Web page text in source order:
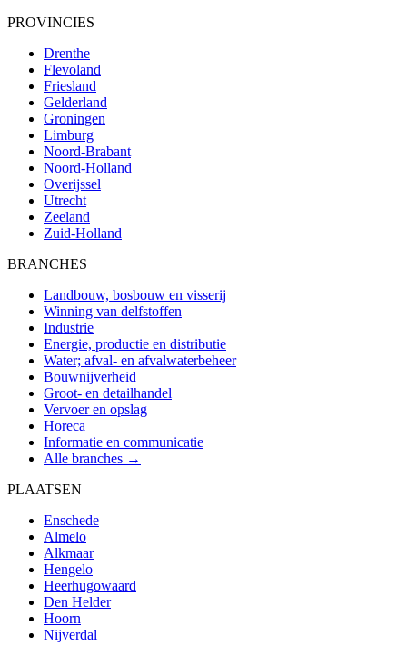
PROVINCIES
Drenthe
Flevoland
Friesland
Gelderland
Groningen
Limburg
Noord-Brabant
Noord-Holland
Overijssel
Utrecht
Zeeland
Zuid-Holland
BRANCHES
Landbouw, bosbouw en visserij
Winning van delfstoffen
Industrie
Energie, productie en distributie
Water; afval- en afvalwaterbeheer
Bouwnijverheid
Groot- en detailhandel
Vervoer en opslag
Horeca
Informatie en communicatie
Alle branches →
PLAATSEN
Enschede
Almelo
Alkmaar
Hengelo
Heerhugowaard
Den Helder
Hoorn
Nijverdal